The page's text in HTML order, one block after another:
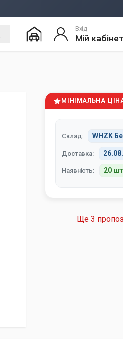
Вхід
Мій кабінет
МІНІМАЛЬНА
Склад: WHZK
Доставка:
Наявність: 20